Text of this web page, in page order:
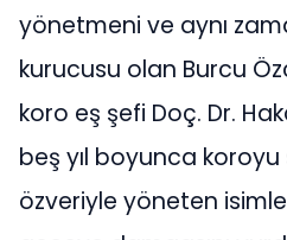
yönetmeni ve aynı
kurucusu olan Burcu
koro eş şefi Doç. Dr.
beş yıl boyunca
özveriyle yöneten